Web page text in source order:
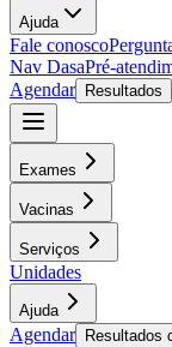
Ajuda
Fale conosco
Nav DasaPré-
Agendar
Resultados
Exames
Vacinas
Serviços
Unidades
Ajuda
Agendar Resultados